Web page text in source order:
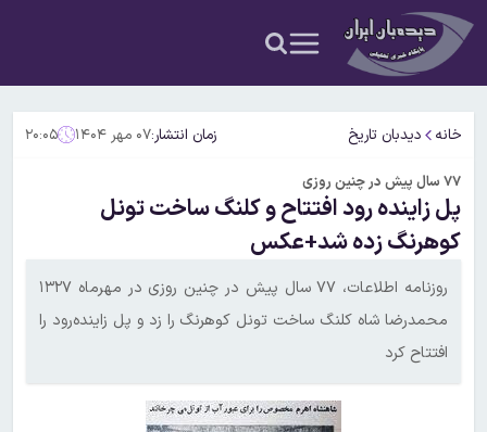
خانه دیدبان تاریخ زمان انتشار:۰۷ مهر ۱۴۰۴ ۲۰:۰۵
۷۷ سال پیش در چنین روزی
پل زاینده رود افتتاح و کلنگ ساخت تونل
کوهرنگ زده شد+عکس
روزنامه اطلاعات، ۷۷ سال پیش در چنین روزی در مهرماه ۱۳۲۷
محمدرضا شاه کلنگ ساخت تونل کوهرنگ را زد و پل زاینده‌رود را
افتتاح کرد